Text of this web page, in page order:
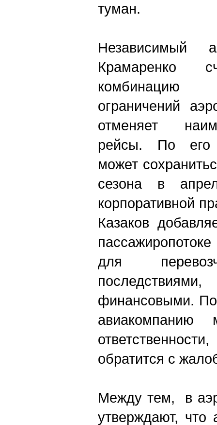
туман.
Независимый
Крамаренко
комбинацию
ограничений
отменяет
рейсы. По его
может
сезона в
корпоративной
Казаков
для
финансовыми.
обратится с
Между тем, в
утверждают, что